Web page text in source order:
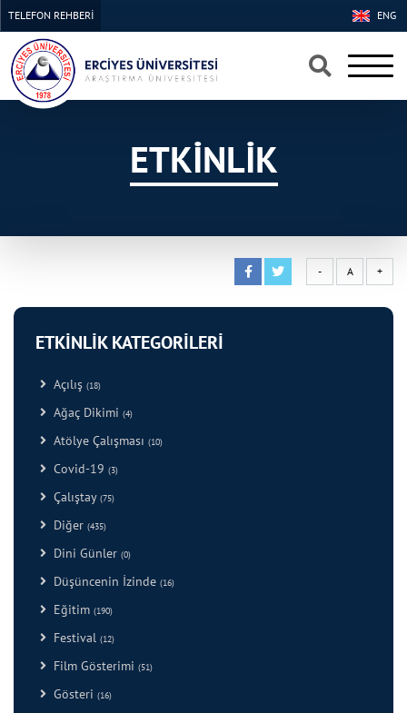
×
×
ENG
TELEFON REHBERİ
ETKİNLİK
- A +
ETKİNLİK KATEGORİLERİ
Açılış (18)
Ağaç Dikimi (4)
Atölye Çalışması (10)
Covid-19 (3)
Çalıştay (75)
Diğer (435)
Dini Günler (0)
Düşüncenin İzinde (16)
Eğitim (190)
Festival (12)
Film Gösterimi (51)
Gösteri (16)